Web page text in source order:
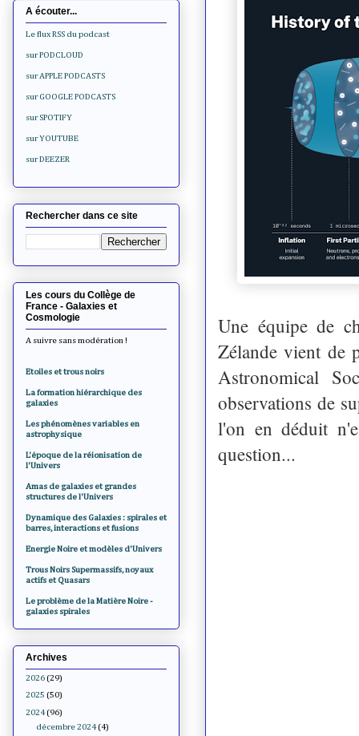
Une équipe de
Zélande vient de
Astronomical
observations de
l'on en déduit
question...
A écouter...
Le flux RSS du podcast
sur PODCLOUD
sur APPLE PODCASTS
sur GOOGLE PODCASTS
sur SPOTIFY
sur YOUTUBE
sur DEEZER
Rechercher dans ce site
Les cours du Collège de
France - Galaxies et
Cosmologie
A suivre sans modération !
Etoiles et trous noirs
La formation hiérarchique des
galaxies
Les phénomènes variables en
astrophysique
L'époque de la réionisation de
l'Univers
Amas de galaxies et grandes
structures de l'Univers
Dynamique des Galaxies : spirales et
barres, interactions et fusions
Energie Noire et modèles d'Univers
Trous Noirs Supermassifs, noyaux
actifs et Quasars
Le problème de la Matière Noire -
galaxies spirales
Archives
2026 (29)
2025 (50)
2024 (96)
décembre 2024 (4)